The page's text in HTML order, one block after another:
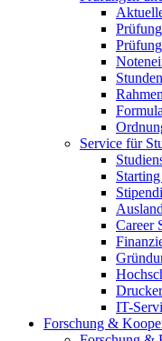
Service für
Career
IT-
Forschung &